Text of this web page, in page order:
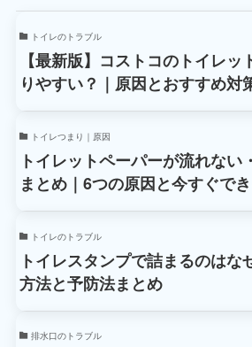
トイレのトラブル
【最新版】コストコのトイレッ
りやすい？｜原因とおすすめ対
トイレつまり｜原因
トイレットペーパーが流れない
まとめ｜6つの原因と今すぐで
トイレのトラブル
トイレスタンプで詰まるのはな
方法と予防法まとめ
排水口のトラブル